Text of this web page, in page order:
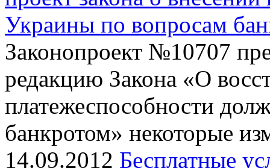
Украины по вопросам
Законопроект №10707
редакцию Закона «О
платежеспособности
банкротом» некоторые
14.09.2012 Бесплатные